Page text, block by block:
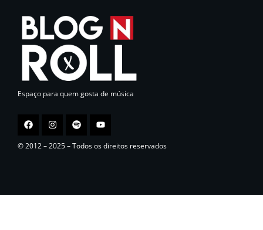
Espaço para quem gosta de música
© 2012 – 2025 – Todos os direitos reservados